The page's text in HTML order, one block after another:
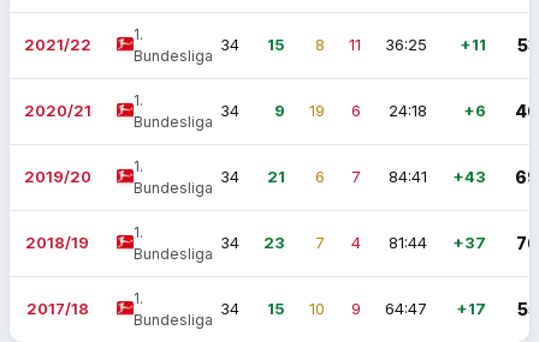
2021/22
1.
Bundesliga
34 15 8 11 36:25 +11 53
2020/21
1.
Bundesliga
34 9 19 6 24:18 +6 46
2019/20
1.
Bundesliga
34 21 6 7 84:41 +43 69
2018/19
1.
Bundesliga
34 23 7 4 81:44 +37 76
2017/18
1.
Bundesliga
34 15 10 9 64:47 +17 55